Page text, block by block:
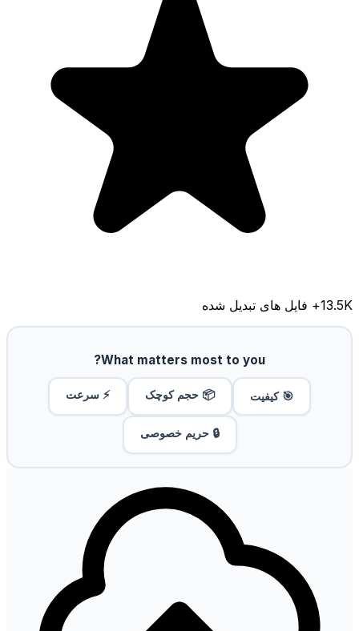
13.5K+ فایل های تبدیل شده
What matters most to you?
🎯 کیفیت 📦 حجم کوچک ⚡ سرعت
🔒 حریم خصوصی